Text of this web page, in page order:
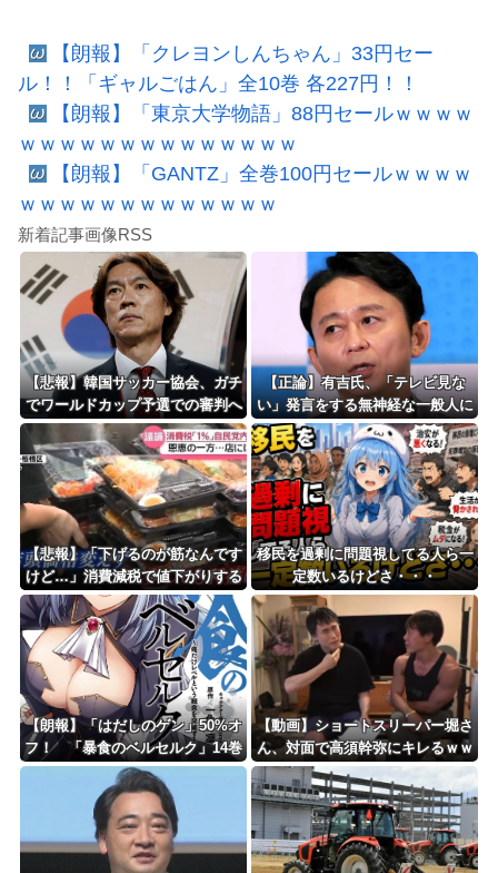
【朗報】「クレヨンしんちゃん」33円セー
ル！！「ギャルごはん」全10巻 各227円！！
【朗報】「東京大学物語」88円セールｗｗｗｗ
ｗｗｗｗｗｗｗｗｗｗｗｗｗｗ
【朗報】「GANTZ」全巻100円セールｗｗｗｗ
ｗｗｗｗｗｗｗｗｗｗｗｗｗ
新着記事画像RSS
【悲報】韓国サッカー協会、ガチ
でワールドカップ予選での審判へ
の性接待がバレ大炎上大騒ぎにｗ
ｗｗｗｗｗｗｗ
【正論】有吉氏、「テレビ見な
い」発言をする無神経な一般人に
憤慨ｗｗｗｗｗｗｗ
【悲報】「下げるのが筋なんです
けど…」消費減税で値下がりする
分と同じだけ商品を値上げして店
頭価格を変えない店も…
移民を過剰に問題視してる人ら一
定数いるけどさ・・・
【朗報】「はだしのゲン」50%オ
フ！ 「暴食のベルセルク」14巻
無料ｗｗｗｗｗｗ
【動画】ショートスリーパー堀さ
ん、対面で高須幹弥にキレるｗｗ
ｗｗｗｗｗｗｗ